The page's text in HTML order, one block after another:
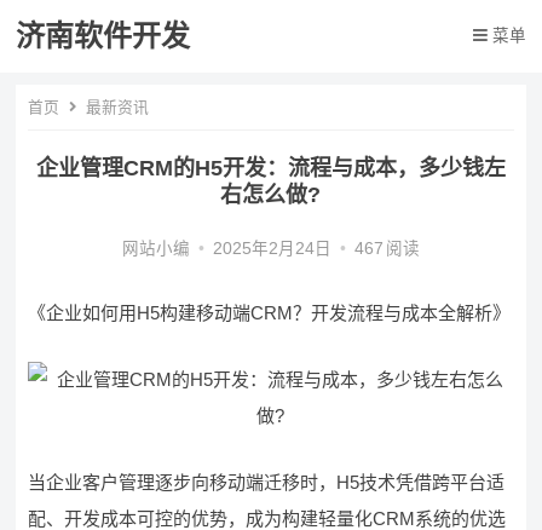
济南软件开发 菜单
首页 最新资讯
企业管理CRM的H5开发：流程与成本，多少钱左
右怎么做?
网站小编 • 2025年2月24日 • 467 阅读
《企业如何用H5构建移动端CRM？开发流程与成本全解析》
当企业客户管理逐步向移动端迁移时，H5技术凭借跨平台适
配、开发成本可控的优势，成为构建轻量化CRM系统的优选